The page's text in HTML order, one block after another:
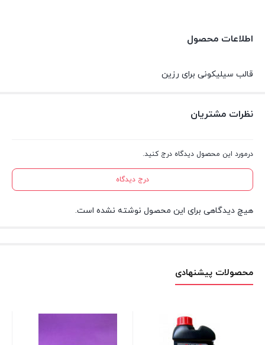
اطلاعات محصول
قالب سیلیکونی برای رزین
نظرات مشتریان
درمورد این محصول دیدگاه درج کنید.
درج دیدگاه
هیچ دیدگاهی برای این محصول نوشته نشده است.
محصولات پیشنهادی